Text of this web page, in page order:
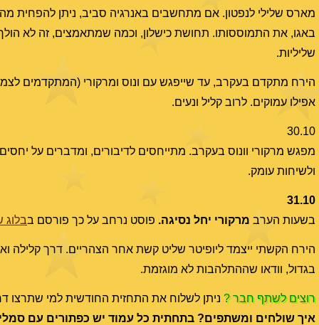
מארס שלילי לנפטון. אם מתחשבים באנרגיה סביב, ניתן להפחית
באגו, את התמוססותו. תחושת כישלון, וכמה שמתאמצים, זה לא הולך.
שליליות.
הירח מתקדם בעקרב, עד שייפגש עם ונוס ומרקורי (המתקדמים
אפילו עמוקים. לרוב קליל ונעים.
30.10
מפגש מרקורי וונוס בעקרב. מתייחסים לדיבורים, ומדברים על
ולשיחות עומק.
31.10
בשעות הערב מרקורי יחל נסיגה. פוסט נרחב על כך פורסם בבלוג
הירח הקשתי ייצמד ליופיטר שליט קשת אחר הצהריים. דרך קלילה
בגדול, וודאו שההתלהבות לא מוגזמת.
רוצים לשתף חבר ? ניתן לשלוח את התחזית החודשית למי שתרצו
איך שולחים ומשתפים? בתחתית כל עמוד יש כפתורים עם